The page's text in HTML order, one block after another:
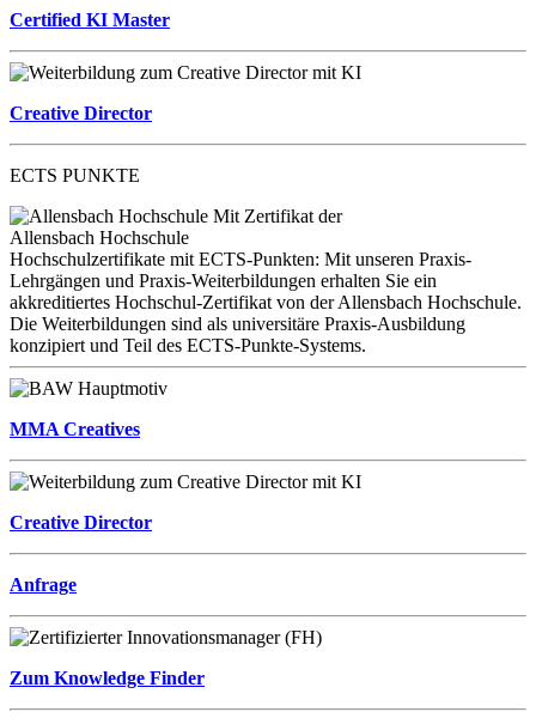
Certified KI Master
Creative Director
ECTS PUNKTE
Mit Zertifikat der
Allensbach Hochschule
Hochschulzertifikate mit ECTS-Punkten: Mit unseren Praxis-
Lehrgängen und Praxis-Weiterbildungen erhalten Sie ein
akkreditiertes Hochschul-Zertifikat von der Allensbach Hochschule.
Die Weiterbildungen sind als universitäre Praxis-Ausbildung
konzipiert und Teil des ECTS-Punkte-Systems.
MMA Creatives
Creative Director
Anfrage
Zum Knowledge Finder